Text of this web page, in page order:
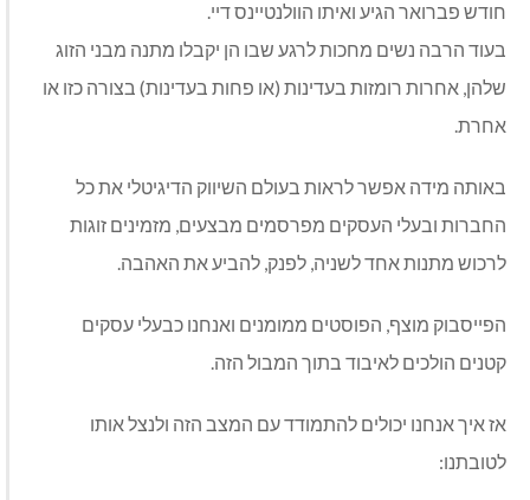
חודש פברואר הגיע ואיתו הוולנטיינס דיי.
בעוד הרבה נשים מחכות לרגע שבו הן יקבלו מתנה מבני הזוג
שלהן, אחרות רומזות בעדינות (או פחות בעדינות) בצורה כזו או
אחרת.
באותה מידה אפשר לראות בעולם השיווק הדיגיטלי את כל
החברות ובעלי העסקים מפרסמים מבצעים, מזמינים זוגות
לרכוש מתנות אחד לשניה, לפנק, להביע את האהבה.
הפייסבוק מוצף, הפוסטים ממומנים ואנחנו כבעלי עסקים
קטנים הולכים לאיבוד בתוך המבול הזה.
אז איך אנחנו יכולים להתמודד עם המצב הזה ולנצל אותו
לטובתנו: